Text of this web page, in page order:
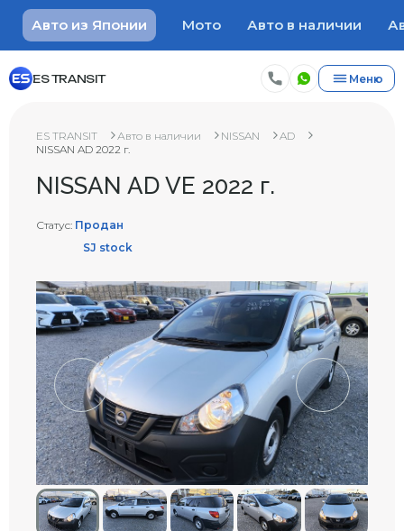
Авто из Японии Мото Авто в наличии
ES TRANSIT Меню
ES TRANSIT Авто в наличии NISSAN
AD
NISSAN AD 2022 г.
NISSAN AD VE 2022 г.
Статус: Продан
SJ stock